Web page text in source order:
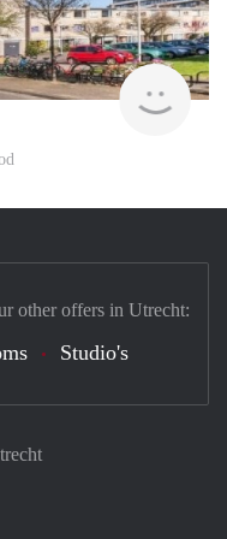
rent
other offers in Utrecht:
Studio's